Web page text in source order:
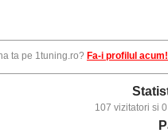
ta pe 1tuning.ro? Fa-i profilul acum!
107 vizitatori si